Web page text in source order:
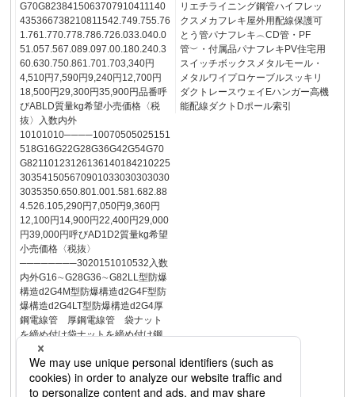
G70G8238415063707910411140
435366738210811542.749.755.76
1.761.770.778.786.726.033.040.0
51.057.567.089.097.00.180.240.3
60.630.750.861.701.703,340円
4,510円7,590円9,240円12,700円
18,500円29,300円35,900円品番呼
びABLD質量kg希望小売価格〈税
抜〉入数内外
10101010────10070505025151
518G16G22G28G36G42G54G70
G82110123126136140184210225
303541505670901033030303030
3035350.650.801.001.581.682.88
4.526.105,290円7,050円9,360円
12,100円14,900円22,400円29,000
円39,000円呼びAD1D2質量kg希望
小売価格〈税抜〉
────────3020151010532入数
内外G16∼G28G36∼G82LL型防爆
構造d2G4M型防爆構造d2G4F型防
爆構造d2G4LT型防爆構造d2G4厚
鋼電線管 厚鋼電線管 袋ナット
を締め付け袋ナットを締め付け鋼
製電線管・付属品ステンレス電線
管ポリエチライニング鋼管ハイフ
レックスメカフレキ屋外用配線保
護可とう管パナフレキ︵CD管・PF
リエチライニング鋼管ハイフレッ
クスメカフレキ屋外用配線保護可
とう管パナフレキ︵CD管・PF
管︶・付属品パナフレキPV住宅用
スイッチボックスメタルモール・
メタルワイプロケーブルスッキリ
ダクトレースウェイEハンガー高機
能配線ダクトDポール索引